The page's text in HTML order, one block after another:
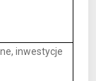
inwestycje